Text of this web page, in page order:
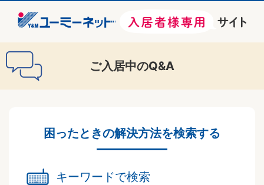
ご入居中のQ&A
困ったときの解決方法を検索する
キーワードで検索